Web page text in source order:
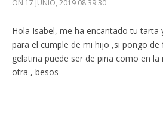
ON 17 JUNIO, 2019 08:39:30
Hola Isabel, me ha encantado tu tarta
para el cumple de mi hijo ,si pongo
gelatina puede ser de piña como en
otra , besos